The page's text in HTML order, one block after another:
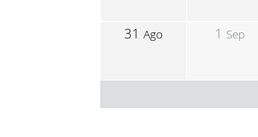
31Ago 1 Sep